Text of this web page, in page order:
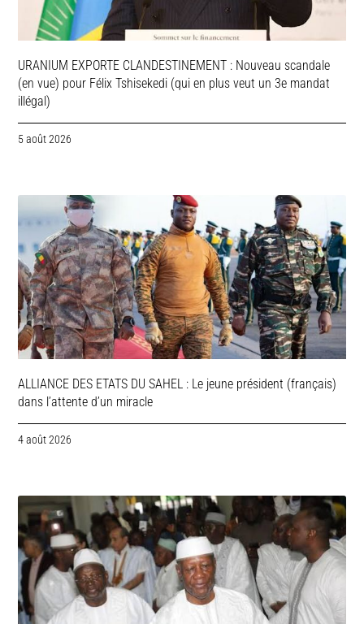
URANIUM EXPORTE CLANDESTINEMENT : Nouveau scandale
(en vue) pour Félix Tshisekedi (qui en plus veut un 3e mandat
illégal)
5 août 2026
ALLIANCE DES ETATS DU SAHEL : Le jeune président (français)
dans l’attente d’un miracle
4 août 2026